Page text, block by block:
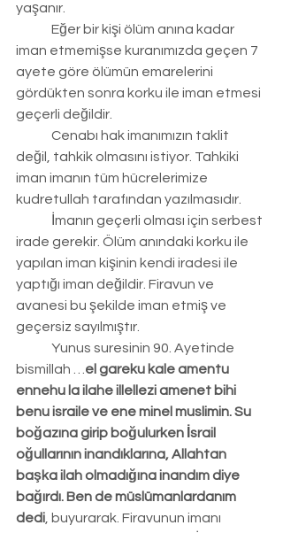
yaşanır.
iman etmemişse kuranımızda geçen 7
ayete göre ölümün emarelerini
gördükten sonra korku ile iman etmesi
geçerli değildir.
değil, tahkik olmasını istiyor. Tahkiki
iman imanın tüm hücrelerimize
kudretullah tarafından yazılmasıdır.
irade gerekir. Ölüm anındaki korku ile
yapılan iman kişinin kendi iradesi ile
yaptığı iman değildir. Firavun ve
avanesi bu şekilde iman etmiş ve
geçersiz sayılmıştır.
bismillah … el gareku kale amentu
ennehu la ilahe illellezi amenet bihi
benu israile ve ene minel muslimin. Su
boğazına girip boğulurken İsrail
oğullarının inandıklarına, Allahtan
başka ilah olmadığına inandım diye
bağırdı. Ben de müslümanlardanım
dedi , buyurarak. Firavunun imanı